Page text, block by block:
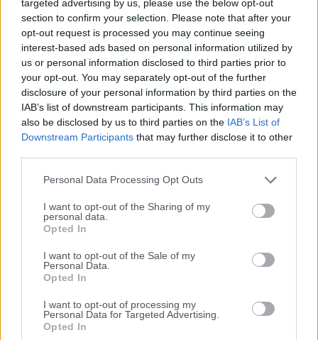
targeted advertising by us, please use the below opt-out
section to confirm your selection. Please note that after your
opt-out request is processed you may continue seeing
interest-based ads based on personal information utilized by
us or personal information disclosed to third parties prior to
your opt-out. You may separately opt-out of the further
disclosure of your personal information by third parties on the
IAB’s list of downstream participants. This information may
also be disclosed by us to third parties on the IAB’s List of
Downstream Participants that may further disclose it to other
Personal Data Processing Opt Outs
I want to opt-out of the Sharing of my
personal data.
Opted In
I want to opt-out of the Sale of my
Personal Data.
Opted In
I want to opt-out of processing my
Personal Data for Targeted Advertising.
Opted In
Todas las versiones antiguas distribuidas en nuestro
sitio web son completamente libres de virus y están
disponibles para su descarga sin costo alguno.
Nos encantaría saber de ti
Si tienes alguna pregunta o idea que desees compartir